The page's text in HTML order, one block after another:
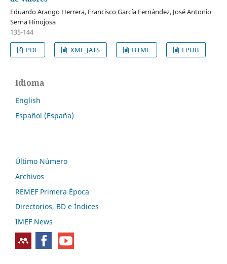
Eduardo Arango Herrera, Francisco García Fernández, José Antonio
Serna Hinojosa
135-144
PDF
XML_JATS HTML EPUB
Idioma
English
Español (España)
Último Número
Archivos
REMEF Primera Época
Directorios, BD e Índices
IMEF News